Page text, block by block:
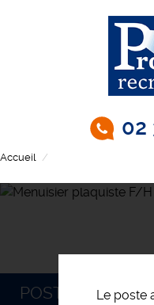
02
Accueil
Le poste
POSTULEZ